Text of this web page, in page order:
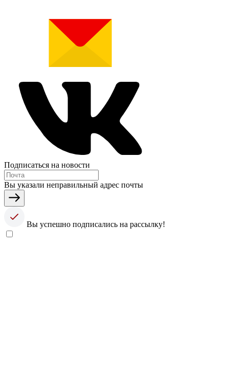
Подписаться на новости
Вы указали неправильный адрес почты
Вы успешно подписались на рассылку!